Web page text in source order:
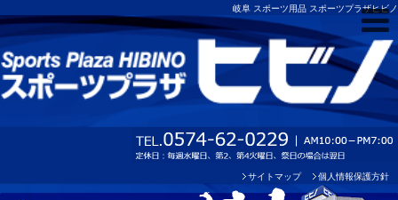
岐阜 スポーツ用品 スポーツプラザヒビノ
サイトマップ 個人情報保護方針